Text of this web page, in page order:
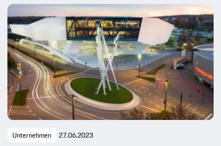
Unternehmen 27.06.2023